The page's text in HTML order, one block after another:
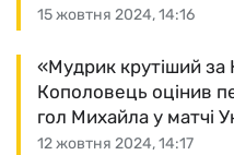
15 жовтня 2024, 14:16
12 жовтня 2024, 14:17
«Мудрик крутіший за
Кополовець оцінив
гол Михайла у матчі